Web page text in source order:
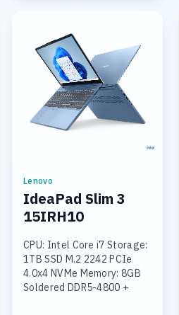
Lenovo
IdeaPad Slim 3
15IRH10
CPU: Intel Core i7 Storage:
1TB SSD M.2 2242 PCIe
4.0x4 NVMe Memory: 8GB
Soldered DDR5-4800 +